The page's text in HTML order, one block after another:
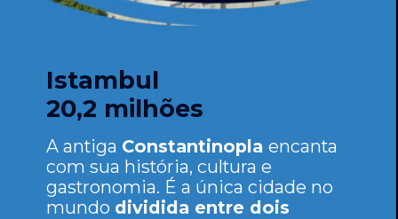
Istambul
20,2 milhões
A antiga Constantinoplaencanta
com sua história, cultura e
gastronomia. É a única cidade no
mundo dividida entre dois